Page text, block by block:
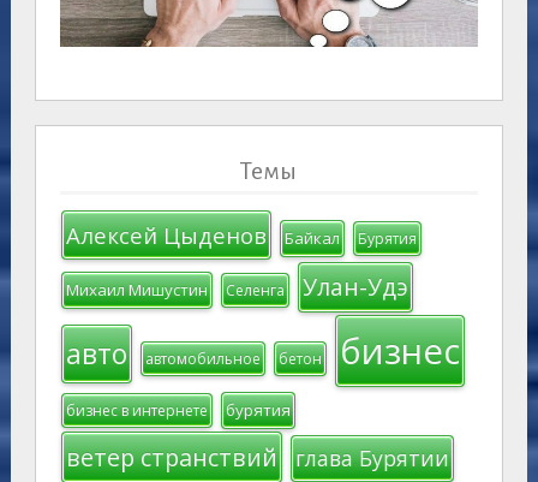
Темы
Алексей Цыденов Байкал Бурятия
Михаил Мишустин Селенга Улан-Удэ
авто автомобильное бетон бизнес
бизнес в интернете бурятия
ветер странствий глава Бурятии